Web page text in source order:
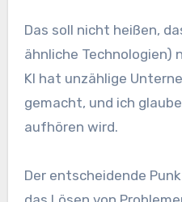
Das soll nicht heißen,
ähnliche Technologien)
KI hat unzählige
gemacht, und ich
aufhören wird.
Der entscheidende